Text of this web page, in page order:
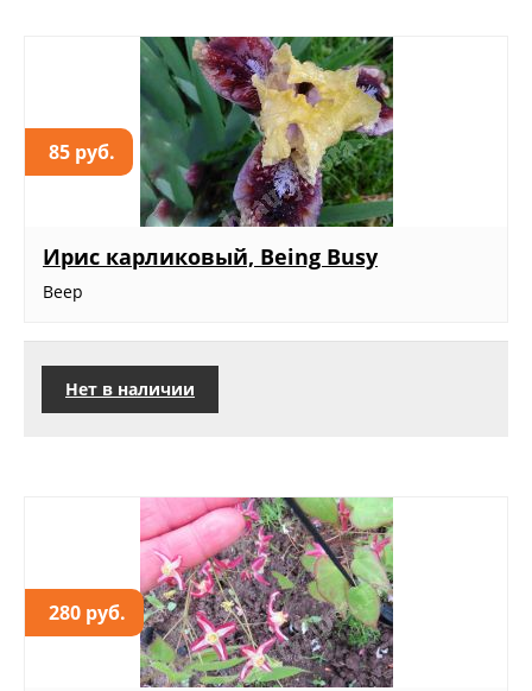
85 руб.
Ирис карликовый, Being Busy
Веер
Нет в наличии
280 руб.